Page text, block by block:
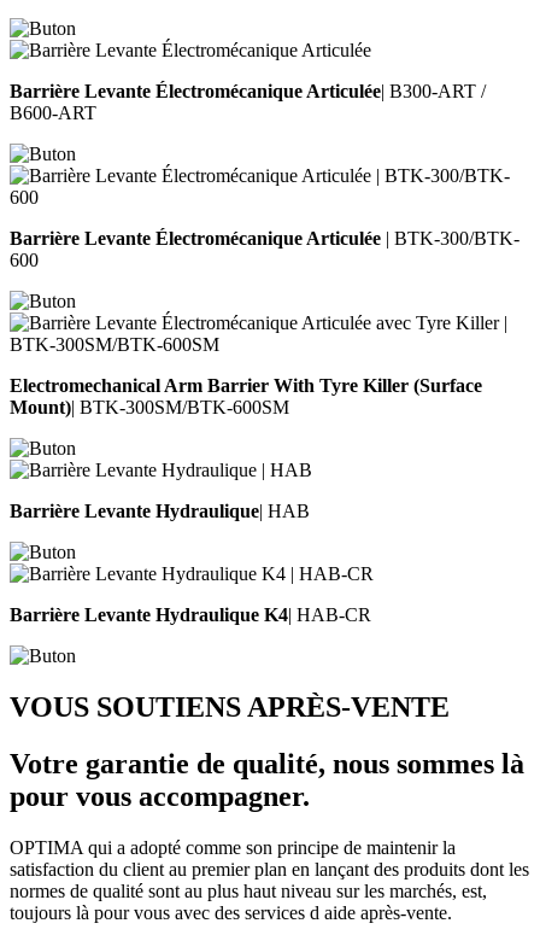
Barrière Levante Électromécanique Articulée| B300-ART /
B600-ART
Barrière Levante Électromécanique Articulée | BTK-300/BTK-
600
Electromechanical Arm Barrier With Tyre Killer (Surface
Mount)| BTK-300SM/BTK-600SM
Barrière Levante Hydraulique| HAB
Barrière Levante Hydraulique K4| HAB-CR
VOUS SOUTIENS APRÈS-VENTE
Votre garantie de qualité, nous sommes là
pour vous accompagner.
OPTIMA qui a adopté comme son principe de maintenir la
satisfaction du client au premier plan en lançant des produits dont les
normes de qualité sont au plus haut niveau sur les marchés, est,
toujours là pour vous avec des services d aide après-vente.